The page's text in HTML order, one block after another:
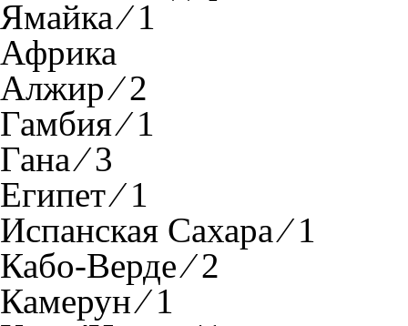
Ямайка ⁄ 1
Африка
Алжир ⁄ 2
Гамбия ⁄ 1
Гана ⁄ 3
Египет ⁄ 1
Испанская Сахара ⁄ 1
Кабо-Верде ⁄ 2
Камерун ⁄ 1